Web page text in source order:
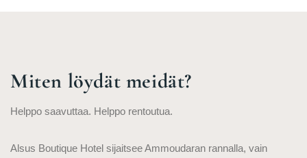
Miten löydät meidät?
Helppo saavuttaa. Helppo rentoutua.
Alsus Boutique Hotel sijaitsee Ammoudaran rannalla, vain